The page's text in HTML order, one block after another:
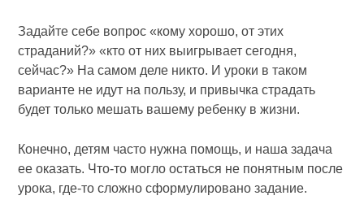
Задайте себе вопрос «кому хорошо, от этих
страданий?» «кто от них выигрывает сегодня,
сейчас?» На самом деле никто. И уроки в таком
варианте не идут на пользу, и привычка страдать
будет только мешать вашему ребенку в жизни.
Конечно, детям часто нужна помощь, и наша задача
ее оказать. Что-то могло остаться не понятным после
урока, где-то сложно сформулировано задание.